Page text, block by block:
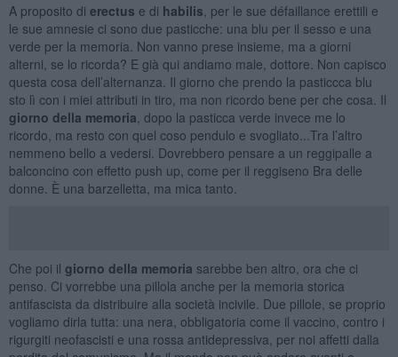
A proposito di erectus e di habilis , per le sue défaillance erettili e
le sue amnesie ci sono due pasticche: una blu per il sesso e una
verde per la memoria. Non vanno prese insieme, ma a giorni
alterni, se lo ricorda? E già qui andiamo male, dottore. Non capisco
questa cosa dell’alternanza. Il giorno che prendo la pasticcca blu
sto lì con i miei attributi in tiro, ma non ricordo bene per che cosa. Il
giorno della memoria , dopo la pasticca verde invece me lo
ricordo, ma resto con quel coso pendulo e svogliato...Tra l’altro
nemmeno bello a vedersi. Dovrebbero pensare a un reggipalle a
balconcino con effetto push up, come per il reggiseno Bra delle
donne. È una barzelletta, ma mica tanto.
Che poi il giorno della memoria sarebbe ben altro, ora che ci
penso. Ci vorrebbe una pillola anche per la memoria storica
antifascista da distribuire alla società incivile. Due pillole, se proprio
vogliamo dirla tutta: una nera, obbligatoria come il vaccino, contro i
rigurgiti neofascisti e una rossa antidepressiva, per noi affetti dalla